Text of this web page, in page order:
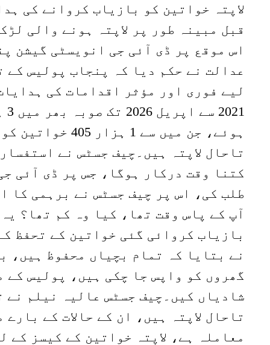
لاپتہ خواتین کو بازیاب کروانے کی
قبل مبینہ طور پر لاپتہ ہونے والی
اس موقع پر ڈی آئی جی انویسٹی گیشن
عدالت نے حکم دیا کہ پنجاب پولیس کے
لیے فوری اور مؤثر اقدامات کی
تاحال لاپتہ ہیں۔چیف جسٹس نے
کتنا وقت درکار ہوگا، جس پر ڈی آئی
طلب کی، اس پر چیف جسٹس نے برہمی کا
آپ کے پاس وقت تھا، کیا وہ کم تھا؟
بازیاب کروائی گئی خواتین کے تحفظ
نے بتایا کہ تمام بچیاں محفوظ ہیں،
شادیاں کیں۔چیف جسٹس عالیہ نیلم
تاحال لاپتہ ہیں، ان کے حالات کے
معاملہ ہے، لاپتہ خواتین کے کیسز